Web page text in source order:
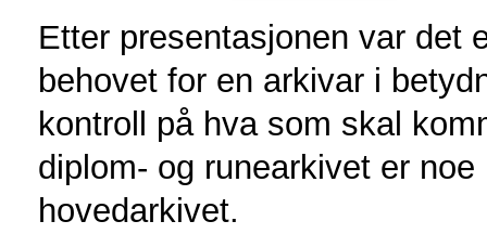
Etter presentasjonen var det
behovet for en arkivar i
kontroll på hva som skal
diplom- og runearkivet er
hovedarkivet.